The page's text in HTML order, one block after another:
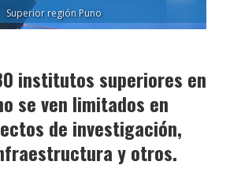
Superior región Puno
institutos superiores en
se ven limitados en
de investigación,
y otros.